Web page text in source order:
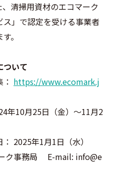
清掃用資材のエコマーク
」で認定を受ける事業者
。
ついて
https://www.ecomark.j
年10月25日（金）～11月2
2025年1月1日（水）
ク事務局 E-mail: info@e